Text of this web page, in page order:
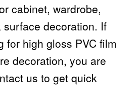
cabinet, wardrobe,
decoration. If
for high gloss PVC film
decoration, you are
us to get quick